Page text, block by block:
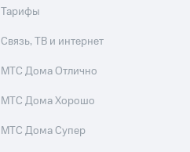
Тарифы
Связь, ТВ и интернет
МТС Дома Отлично
МТС Дома Хорошо
МТС Дома Супер